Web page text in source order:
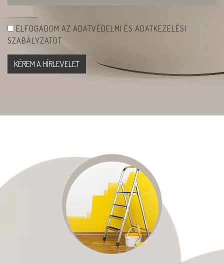
ELFOGADOM AZ ADATVÉDELMI ÉS ADATKEZELÉSI
SZABÁLYZATOT